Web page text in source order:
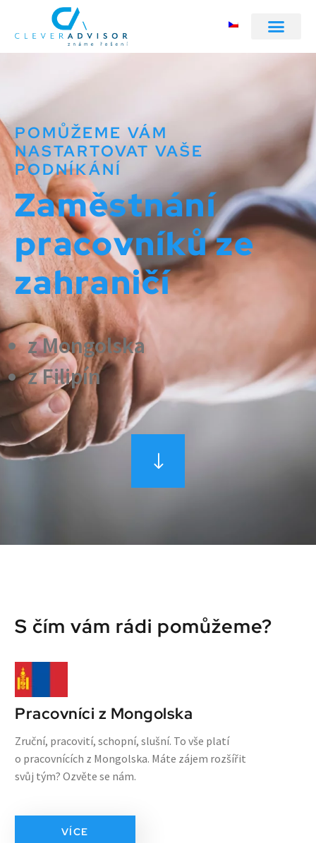
POMŮŽEME VÁM
NASTARTOVAT VAŠE
PODNÍKÁNÍ
Zaměstnání
pracovníků ze
zahraničí
z Mongolska
z Filipín
S čím vám rádi pomůžeme?
Pracovníci z Mongolska
Zruční, pracovití, schopní, slušní. To vše platí
o pracovnících z Mongolska. Máte zájem rozšířit
svůj tým? Ozvěte se nám.
VÍCE